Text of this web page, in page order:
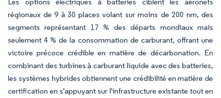
régionaux de 9 à 30 places volant sur moins de 200 nm, des
segments représentant 17 % des départs mondiaux mais
seulement 4 % de la consommation de carburant, offrant une
victoire précoce crédible en matière de décarbonation. En
combinant des turbines à carburant liquide avec des batteries,
les systèmes hybrides obtiennent une crédibilité en matière de
certification en s'appuyant sur l'infrastructure existante tout en